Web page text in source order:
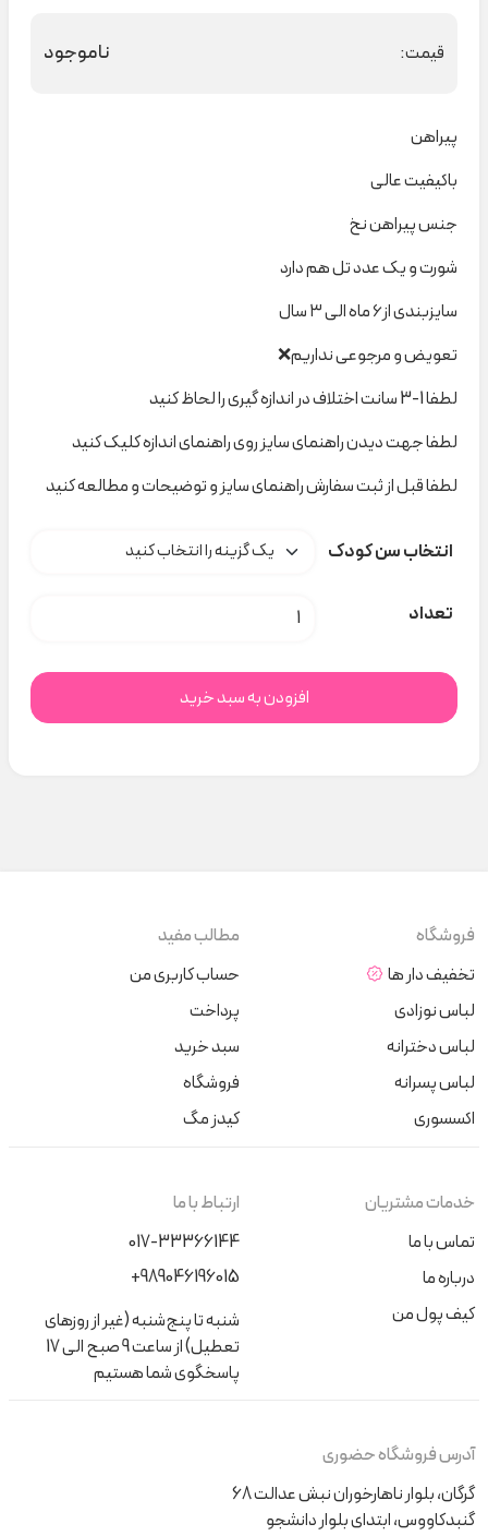
قیمت: ناموجود
پیراهن
باکیفیت عالی
جنس پیراهن نخ
شورت و یک عدد تل هم دارد
سایزبندی از۶ ماه الی ۳ سال
تعویض و مرجوعی نداریم❌
لطفا 1-3 سانت اختلاف در اندازه گیری را لحاظ کنید
لطفا جهت دیدن راهنمای سایز روی راهنمای اندازه کلیک کنید
لطفا قبل از ثبت سفارش راهنمای سایز و توضیحات و مطالعه کنید
انتخاب سن کودک
تعداد پیراهن آبی گل دیانا ۱۳۱۴۰ indigo کد t000756 عدد
افزودن به سبد خرید
فروشگاه
تخفیف دار ها
لباس نوزادی
لباس دخترانه
لباس پسرانه
اکسسوری
مطالب مفید
حساب کاربری من
پرداخت
سبد خرید
فروشگاه
کیدز مگ
خدمات مشتریان
تماس با ما
درباره ما
کیف پول من
ارتباط با ما
017-33366144
+989046196015
شنبه تا پنج‌شنبه (غیر از روزهای
تعطیل) از ساعت 9 صبح الی 17
پاسخگوی شما هستیم
آدرس فروشگاه حضوری
گرگان، بلوار ناهارخوران نبش عدالت 68
گنبدکاووس، ابتدای بلوار دانشجو